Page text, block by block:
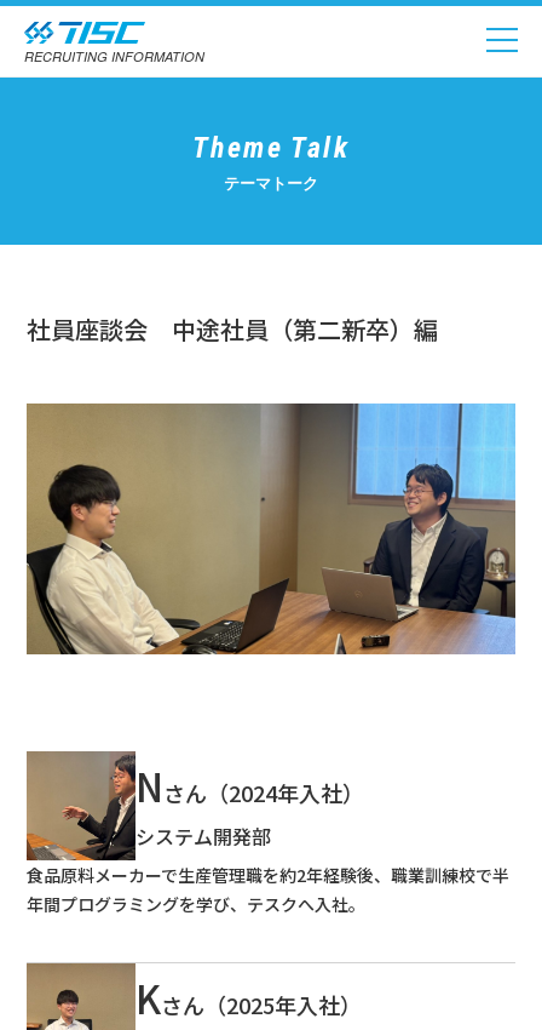
RECRUITING INFORMATION
Theme Talk
テーマトーク
社員座談会 中途社員（第二新卒）編
Nさん（2024年入社）
システム開発部
食品原料メーカーで生産管理職を約2年経験後、職業訓練校で半
年間プログラミングを学び、テスクへ入社。
Kさん（2025年入社）